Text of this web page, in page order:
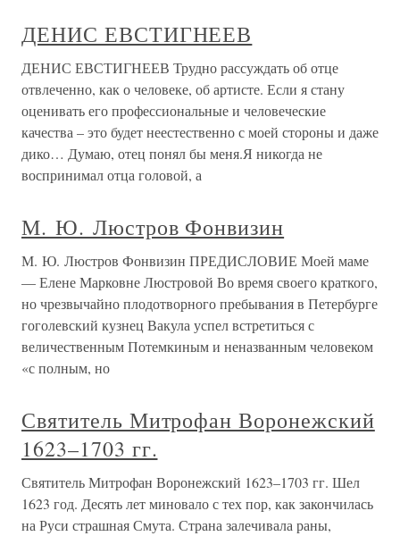
ДЕНИС ЕВСТИГНЕЕВ
ДЕНИС ЕВСТИГНЕЕВ Трудно рассуждать об отце
отвлеченно, как о человеке, об артисте. Если я стану
оценивать его профессиональные и человеческие
качества – это будет неестественно с моей стороны и даже
дико… Думаю, отец понял бы меня.Я никогда не
воспринимал отца головой, а
М. Ю. Люстров Фонвизин
М. Ю. Люстров Фонвизин ПРЕДИСЛОВИЕ Моей маме
— Елене Марковне Люстровой Во время своего краткого,
но чрезвычайно плодотворного пребывания в Петербурге
гоголевский кузнец Вакула успел встретиться с
величественным Потемкиным и неназванным человеком
«с полным, но
Святитель Митрофан Воронежский
1623–1703 гг.
Святитель Митрофан Воронежский 1623–1703 гг. Шел
1623 год. Десять лет миновало с тех пор, как закончилась
на Руси страшная Смута. Страна залечивала раны,